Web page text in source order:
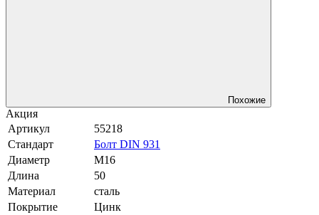
Похожие
Акция
Артикул
55218
Стандарт
Болт DIN 931
Диаметр
М16
Длина
50
Материал
сталь
Покрытие
Цинк